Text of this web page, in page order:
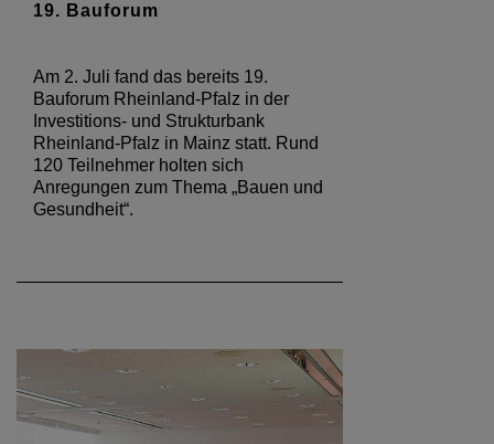
19. Bauforum
Am 2. Juli fand das bereits 19.
Bauforum Rheinland-Pfalz in der
Investitions- und Strukturbank
Rheinland-Pfalz in Mainz statt. Rund
120 Teilnehmer holten sich
Anregungen zum Thema „Bauen und
Gesundheit“.